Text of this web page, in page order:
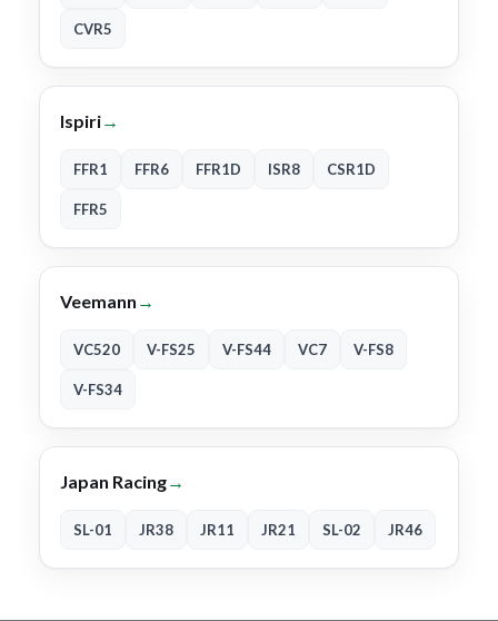
CVR5
Ispiri→
FFR1 FFR6 FFR1D ISR8 CSR1D
FFR5
Veemann →
VC520 V-FS25 V-FS44 VC7 V-FS8
V-FS34
Japan Racing→
SL-01 JR38 JR11 JR21 SL-02 JR46